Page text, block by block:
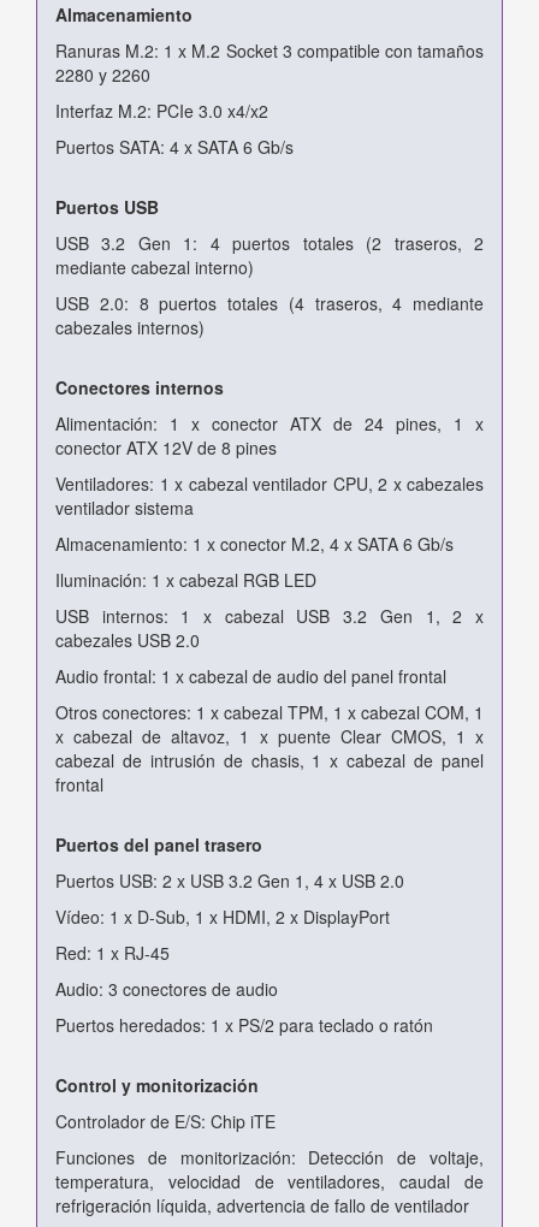
Almacenamiento
Ranuras M.2: 1 x M.2 Socket 3 compatible con tamaños
2280 y 2260
Interfaz M.2: PCIe 3.0 x4/x2
Puertos SATA: 4 x SATA 6 Gb/s
Puertos USB
USB 3.2 Gen 1: 4 puertos totales (2 traseros, 2
mediante cabezal interno)
USB 2.0: 8 puertos totales (4 traseros, 4 mediante
cabezales internos)
Conectores internos
Alimentación: 1 x conector ATX de 24 pines, 1 x
conector ATX 12V de 8 pines
Ventiladores: 1 x cabezal ventilador CPU, 2 x cabezales
ventilador sistema
Almacenamiento: 1 x conector M.2, 4 x SATA 6 Gb/s
Iluminación: 1 x cabezal RGB LED
USB internos: 1 x cabezal USB 3.2 Gen 1, 2 x
cabezales USB 2.0
Audio frontal: 1 x cabezal de audio del panel frontal
Otros conectores: 1 x cabezal TPM, 1 x cabezal COM, 1
x cabezal de altavoz, 1 x puente Clear CMOS, 1 x
cabezal de intrusión de chasis, 1 x cabezal de panel
frontal
Puertos del panel trasero
Puertos USB: 2 x USB 3.2 Gen 1, 4 x USB 2.0
Vídeo: 1 x D-Sub, 1 x HDMI, 2 x DisplayPort
Red: 1 x RJ-45
Audio: 3 conectores de audio
Puertos heredados: 1 x PS/2 para teclado o ratón
Control y monitorización
Controlador de E/S: Chip iTE
Funciones de monitorización: Detección de voltaje,
temperatura, velocidad de ventiladores, caudal de
refrigeración líquida, advertencia de fallo de ventilador